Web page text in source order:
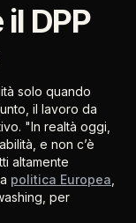
DPP
solo quando
il lavoro da
"In realtà oggi,
e non c’è
altamente
politica Europea
per